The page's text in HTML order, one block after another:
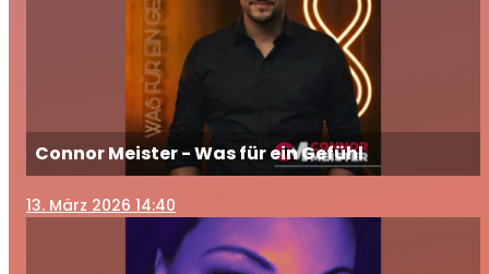
Connor Meister - Was für ein Gefühl
13. März 2026 14:40